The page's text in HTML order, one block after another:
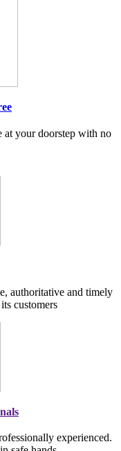
at your doorstep with no
authoritative and timely
customers
experienced.